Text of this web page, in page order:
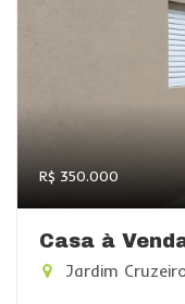
R$ 350.000
Casa à
Jardim